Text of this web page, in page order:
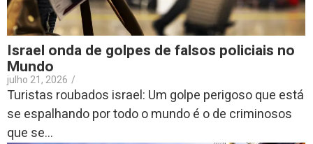
Israel onda de golpes de falsos policiais no
Mundo
julho 21, 2026 /
Turistas roubados israel: Um golpe perigoso que está
se espalhando por todo o mundo é o de criminosos
que se...